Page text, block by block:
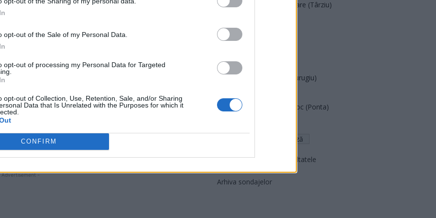
opt-out of the Sale of my Personal Data.
opt-out of processing my Personal Data for Targeted
opt-out of Collection, Use, Retention, Sale, and/or Sharing
Data that Is Unrelated with the Purposes for which it
CONFIRM
studio s-au năpustit în haită asupra deputatului
prin tonul ridicat și prin invectivele adresate
calm cuvinte precum „bou” și „dobitoc”.
să-l intimideze, mai-mai să-l ia la bătaie. Toți
cu „Voiculescu securist”, că ei se pricep mai
Popescu adevărul lor, și anume că Voiculescu
Dar realitatea e alta.
-
Acțiunea Conservatoare (Târziu)
PUSL (D. Voiculescu)
PNCR (Terheș)
Partidul Patrioților (Surugiu)
România pe Primul Loc (Ponta)
Arată rezultatele
Arhiva sondajelor